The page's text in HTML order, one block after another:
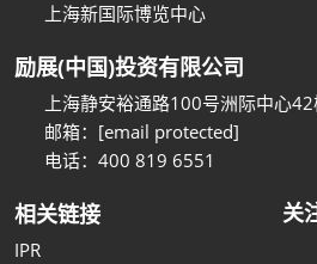
上海新国际博览中心
励展(中国)投资有限公司
上海静安裕通路100号洲际中心
邮箱： [email protected]
电话：400 819 6551
相关链接
IPR
关